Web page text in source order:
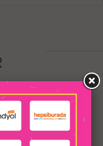
İnleme Sesi
ve ileri geri
Tıpkı tutkulu
gibi, interaktif
uzanın ve güçlü
çıkarın. Tüm
kavuşacaktır.